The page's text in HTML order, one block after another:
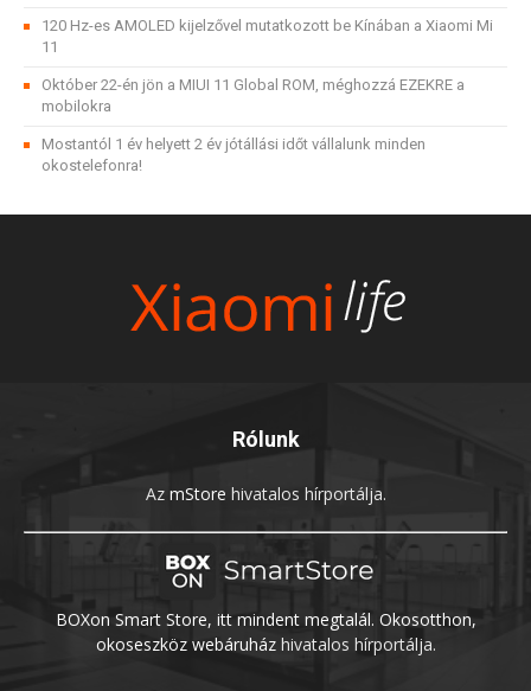
120 Hz-es AMOLED kijelzővel mutatkozott be Kínában a Xiaomi Mi
11
Október 22-én jön a MIUI 11 Global ROM, méghozzá EZEKRE a
mobilokra
Mostantól 1 év helyett 2 év jótállási időt vállalunk minden
okostelefonra!
Rólunk
Az mStore hivatalos hírportálja.
BOXon Smart Store, itt mindent megtalál. Okosotthon,
okoseszköz webáruházhivatalos hírportálja.